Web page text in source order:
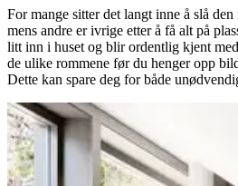
For mange sitter det langt inne å slå
mens andre er ivrige etter å få alt på
litt inn i huset og blir ordentlig kjent
de ulike rommene før du henger opp
Dette kan spare deg for både